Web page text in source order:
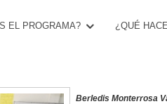
EL PROGRAMA? ¿QUÉ
Berledis Monterrosa